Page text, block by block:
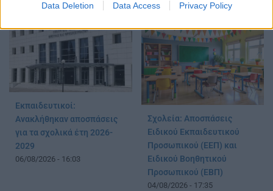
Data Deletion Data Access Privacy Policy
Εκπαιδευτικοί:
Ανακλήθηκαν αποσπάσεις
για τα σχολικά έτη 2026-
2029
06/08/2026 - 16:03
Σχολεία: Αποσπάσεις
Ειδικού Εκπαιδευτικού
Προσωπικού (ΕΕΠ) και
Ειδικού Βοηθητικού
Προσωπικού (ΕΒΠ)
04/08/2026 - 17:35